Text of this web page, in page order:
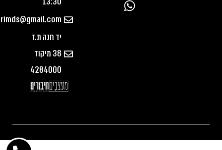
יד חנה ת.ד
38 מיקוד
4284000